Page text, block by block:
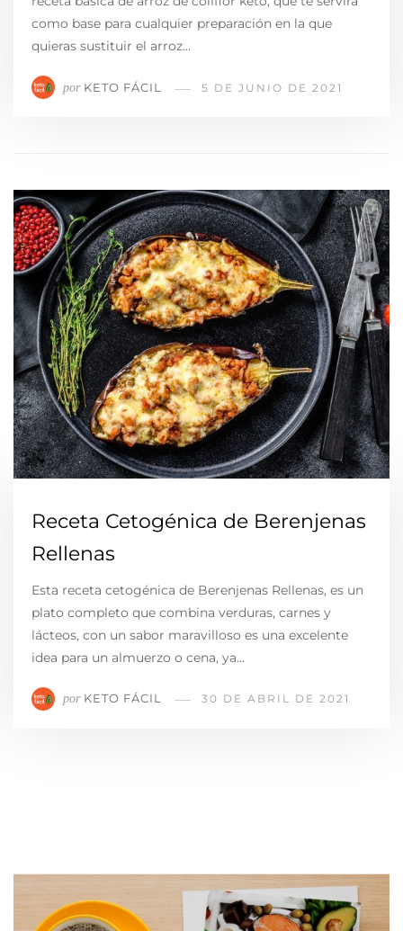
como base para cualquier preparación en la que
quieras sustituir el arroz…
por KETO FÁCIL 5 DE JUNIO DE 2021
Receta Cetogénica de Berenjenas
Rellenas
Esta receta cetogénica de Berenjenas Rellenas, es un
plato completo que combina verduras, carnes y
lácteos, con un sabor maravilloso es una excelente
idea para un almuerzo o cena, ya…
por KETO FÁCIL 30 DE ABRIL DE 2021